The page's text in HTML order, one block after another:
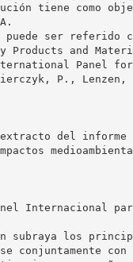
tiene como
ser referido
and
Panel for
P.,
del informe
Internacional
subraya los
conjuntamente